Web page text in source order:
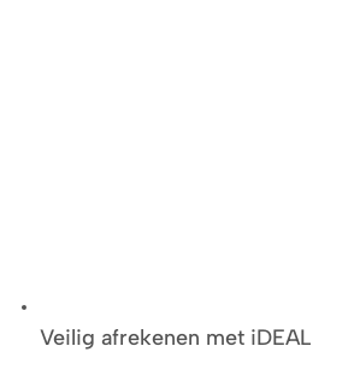
Veilig afrekenen met iDEAL